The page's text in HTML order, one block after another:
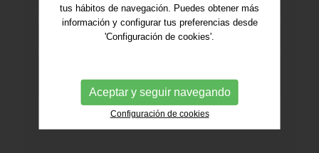
* Campos obligatorios
tus hábitos de navegación. Puedes obtener más
información y configurar tus preferencias desde
'Configuración de cookies'.
Aceptar y seguir navegando
Configuración de cookies